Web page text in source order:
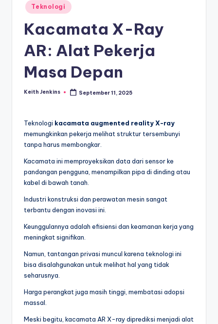
Posted
in
Teknologi
Kacamata X-Ray
AR: Alat Pekerja
Masa Depan
Posted
Keith Jenkins September 11, 2025
Teknologi kacamata augmented reality X-ray
memungkinkan pekerja melihat struktur tersembunyi
tanpa harus membongkar.
Kacamata ini memproyeksikan data dari sensor ke
pandangan pengguna, menampilkan pipa di dinding atau
kabel di bawah tanah.
Industri konstruksi dan perawatan mesin sangat
terbantu dengan inovasi ini.
Keunggulannya adalah efisiensi dan keamanan kerja yang
meningkat signifikan.
Namun, tantangan privasi muncul karena teknologi ini
bisa disalahgunakan untuk melihat hal yang tidak
seharusnya.
Harga perangkat juga masih tinggi, membatasi adopsi
massal.
Meski begitu, kacamata AR X-ray diprediksi menjadi alat